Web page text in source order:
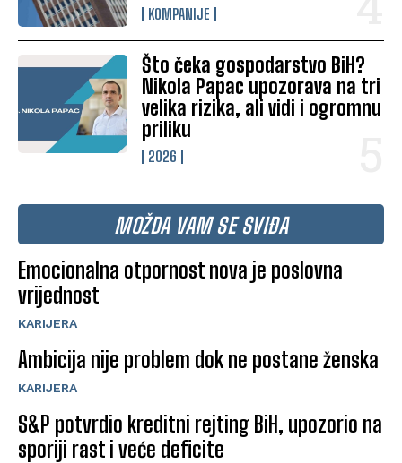
KOMPANIJE
Što čeka gospodarstvo BiH?
Nikola Papac upozorava na tri
velika rizika, ali vidi i ogromnu
priliku
2026
MOŽDA VAM SE SVIĐA
Emocionalna otpornost nova je poslovna
vrijednost
KARIJERA
Ambicija nije problem dok ne postane ženska
KARIJERA
S&P potvrdio kreditni rejting BiH, upozorio na
sporiji rast i veće deficite